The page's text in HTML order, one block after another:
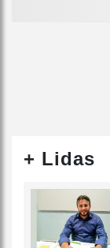
+ Lidas